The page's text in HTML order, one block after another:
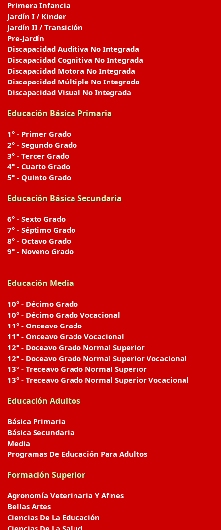
Primera Infancia
Jardín I / Kinder
Jardín II / Transición
Pre-Jardín
Discapacidad Auditiva No Integrada
Discapacidad Cognitiva No Integrada
Discapacidad Motora No Integrada
Discapacidad Múltiple No Integrada
Discapacidad Visual No Integrada
Educación Básica Primaria
1° - Primer Grado
2° - Segundo Grado
3° - Tercer Grado
4° - Cuarto Grado
5° - Quinto Grado
Educación Básica Secundaria
6° - Sexto Grado
7° - Séptimo Grado
8° - Octavo Grado
9° - Noveno Grado
Educación Media
10° - Décimo Grado
10° - Décimo Grado Vocacional
11° - Onceavo Grado
11° - Onceavo Grado Vocacional
12° - Doceavo Grado Normal Superior
12° - Doceavo Grado Normal Superior Vocacional
13° - Treceavo Grado Normal Superior
13° - Treceavo Grado Normal Superior Vocacional
Educación Adultos
Básica Primaria
Básica Secundaria
Media
Programas De Educación Para Adultos
Formación Superior
Agronomía Veterinaria Y Afines
Bellas Artes
Ciencias De La Educación
Ciencias De La Salud